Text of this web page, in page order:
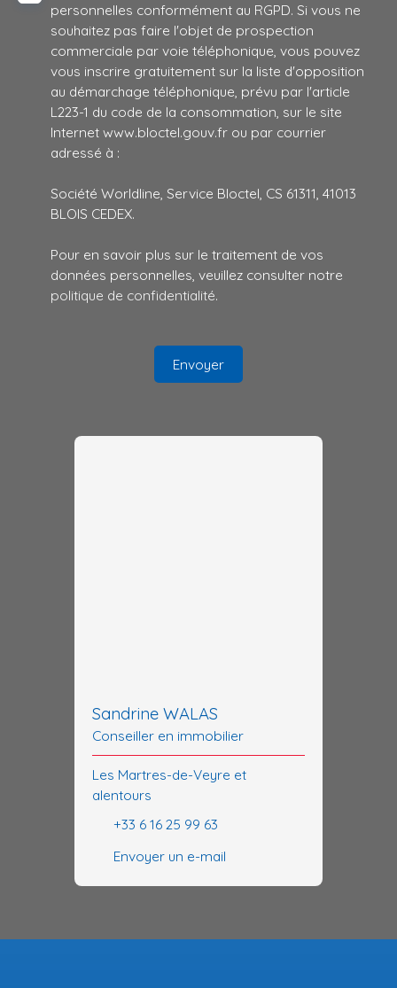
personnelles conformément au RGPD. Si vous ne
souhaitez pas faire l'objet de prospection
commerciale par voie téléphonique, vous pouvez
vous inscrire gratuitement sur la liste d'opposition
au démarchage téléphonique, prévu par l'article
L223-1 du code de la consommation, sur le site
Internet www.bloctel.gouv.fr ou par courrier
adressé à :
Société Worldline, Service Bloctel, CS 61311, 41013
BLOIS CEDEX.
Pour en savoir plus sur le traitement de vos
données personnelles, veuillez consulter notre
politique de confidentialité.
Envoyer
Sandrine WALAS
Conseiller en immobilier
Les Martres-de-Veyre et
alentours
+33 6 16 25 99 63
Envoyer un e-mail